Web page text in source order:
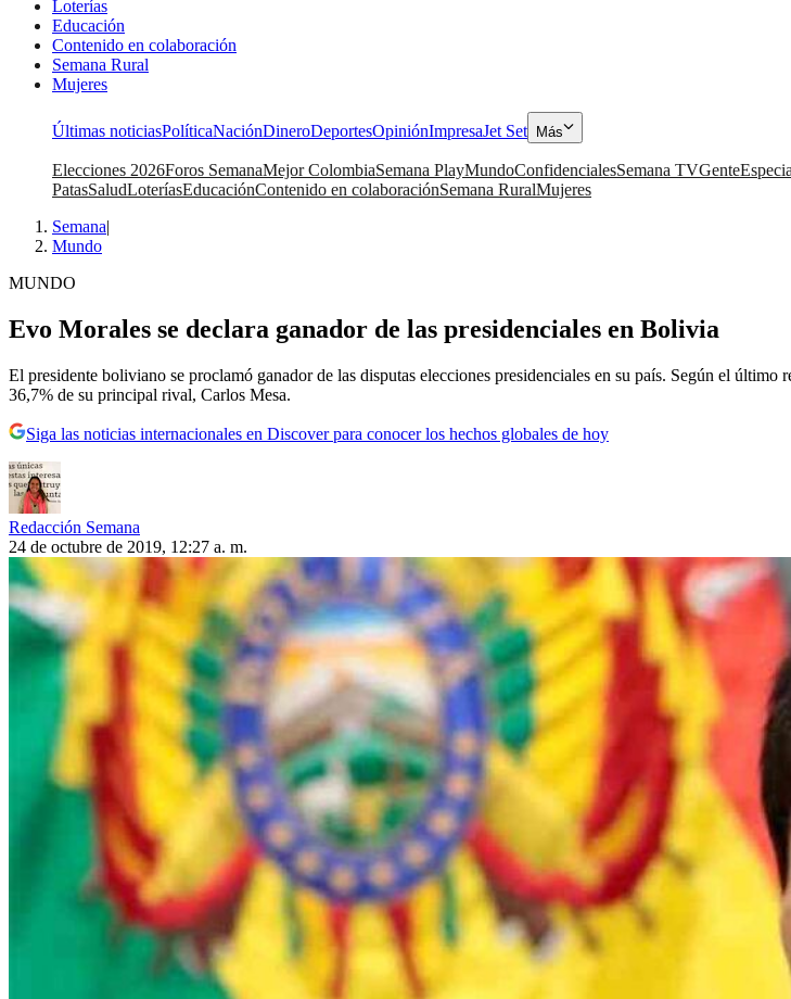
Loterías
Educación
Contenido en colaboración
Semana Rural
Mujeres
Últimas noticiasPolíticaNaciónDineroDeportesOpiniónImpresaJet Set Más
Elecciones 2026Foros SemanaMejor ColombiaSemana PlayMundoConfidencialesSemana TVGente
PatasSaludLoteríasEducaciónContenido en colaboraciónSemana RuralMujeres
Semana|
Mundo
MUNDO
Evo Morales se declara ganador de las presidenciales en Bolivia
El presidente boliviano se proclamó ganador de las disputas elecciones presidenciales en su país. Según el
36,7% de su principal rival, Carlos Mesa.
Siga las noticias internacionales en Discover para conocer los hechos globales de hoy
Redacción Semana
24 de octubre de 2019, 12:27 a. m.